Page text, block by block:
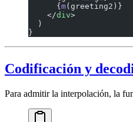
      {
m(greeting2)}
    </
div>
  )
}
Codificación y
Para admitir la interpolación, la